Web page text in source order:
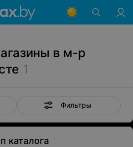
в м-р
1
Фильтры
каталога